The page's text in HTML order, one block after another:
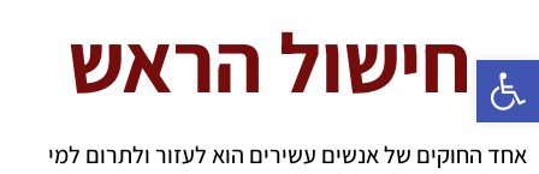
פתח סרגל נגישות
חישול הראש
אחד החוקים של אנשים עשירים הוא לעזור ולתרום למי